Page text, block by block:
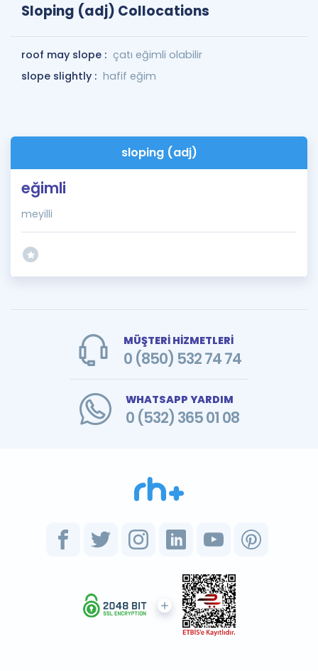
Sloping (adj) Collocations
roof may slope : çatı eğimli olabilir
slope slightly : hafif eğim
sloping (adj)
eğimli
meyilli
MÜŞTERİ HİZMETLERİ
0 (850) 532 74 74
WHATSAPP YARDIM
0 (532) 365 01 08